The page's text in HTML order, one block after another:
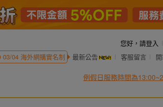
您好， 請登入
03/04海外網購實名制 最新公告 客服留言
例假日服務時間為